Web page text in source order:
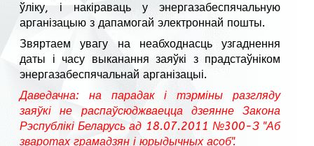
ўліку, і накіраваць у энергазабеспячальную
арганізацыю з дапамогай электроннай пошты.
Звяртаем увагу на неабходнасць узгаднення
даты і часу выканання заяўкі з прадстаўніком
энергазабеспячальнай арганізацыі.
Даведачна: на парадак і тэрміны разгляду
заяўкі не распаўсюджваецца дзеянне Закона
Рэспублікі Беларусь ад 18.07.2011 №300-З "Аб
зваротах грамадзян і юрыдычных асоб".